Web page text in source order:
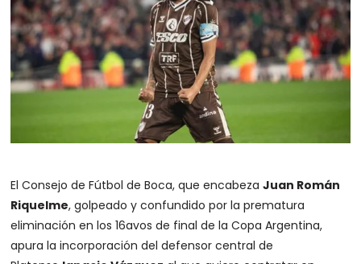
El Consejo de Fútbol de Boca, que encabezaJuan Román
Riquelme, golpeado y confundido por la prematura
eliminación en los 16avos de final de la Copa Argentina,
apura la incorporación del defensor central de